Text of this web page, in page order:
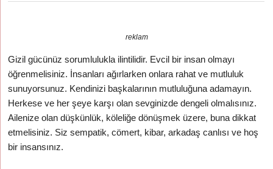
reklam
Gizil gücünüz sorumlulukla ilintilidir. Evcil bir insan olmayı
öğrenmelisiniz. İnsanları ağırlarken onlara rahat ve mutluluk
sunuyorsunuz. Kendinizi başkalarının mutluluğuna adamayın.
Herkese ve her şeye karşı olan sevginizde dengeli olmalısınız.
Ailenize olan düşkünlük, köleliğe dönüşmek üzere, buna dikkat
etmelisiniz. Siz sempatik, cömert, kibar, arkadaş canlısı ve hoş
bir insansınız.